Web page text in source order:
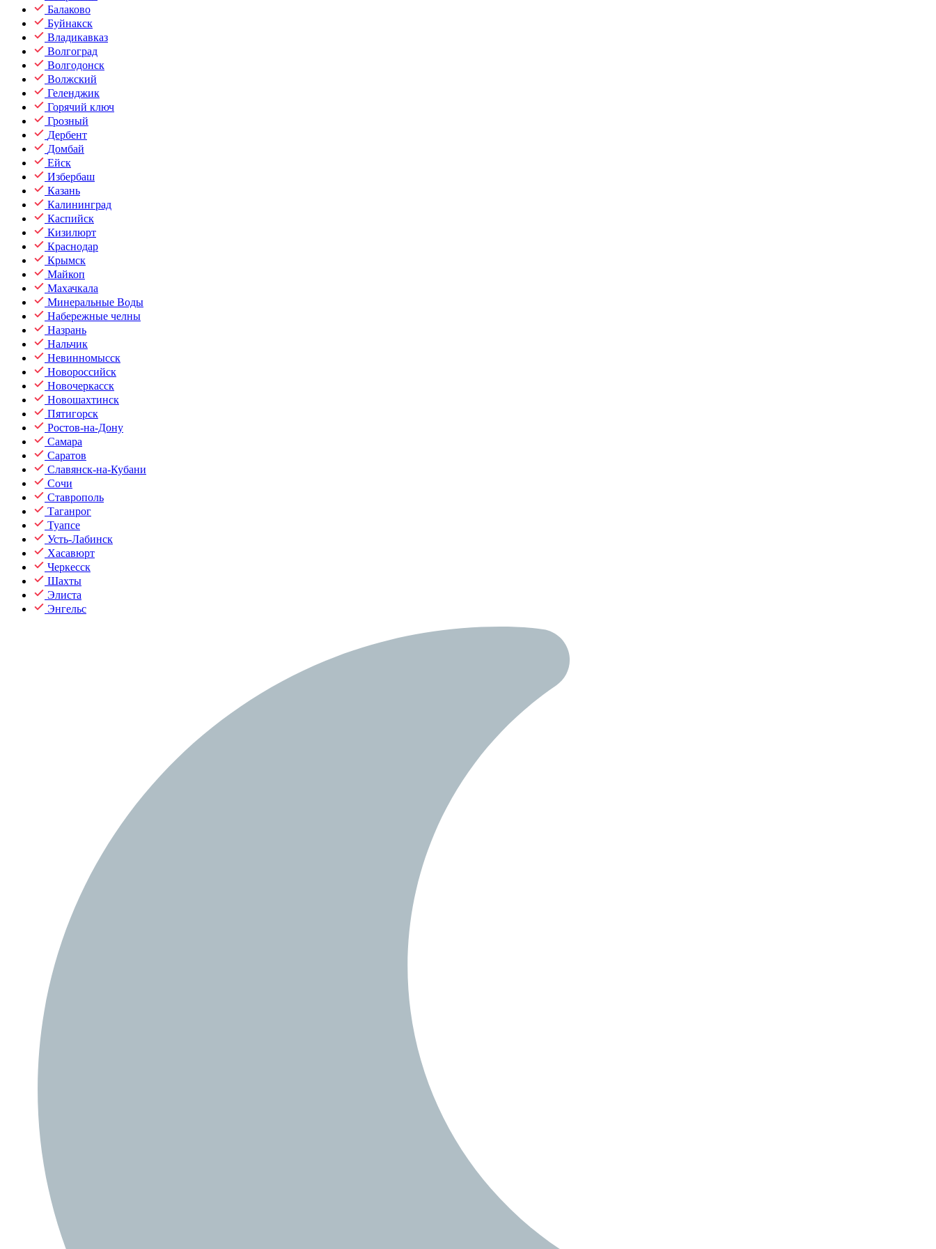
Балаково
Буйнакск
Владикавказ
Волгоград
Волгодонск
Волжский
Геленджик
Горячий ключ
Грозный
Дербент
Домбай
Ейск
Избербаш
Казань
Калининград
Каспийск
Кизилюрт
Краснодар
Крымск
Майкоп
Махачкала
Минеральные Воды
Набережные челны
Назрань
Нальчик
Невинномысск
Новороссийск
Новочеркасск
Новошахтинск
Пятигорск
Ростов-на-Дону
Самара
Саратов
Славянск-на-Кубани
Сочи
Ставрополь
Таганрог
Туапсе
Усть-Лабинск
Хасавюрт
Черкесск
Шахты
Элиста
Энгельс